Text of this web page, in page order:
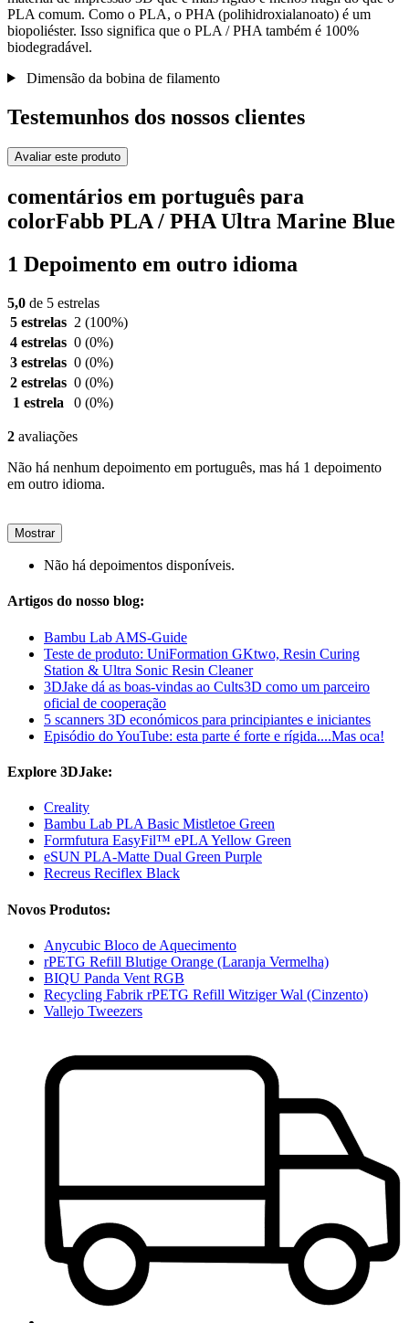
PLA comum. Como o PLA, o PHA (polihidroxialanoato) é um
biopoliéster. Isso significa que o PLA / PHA também é 100%
biodegradável.
Dimensão da bobina de filamento
Testemunhos dos nossos clientes
Avaliar este produto
comentários em português para
colorFabb PLA / PHA Ultra Marine Blue
1 Depoimento em outro idioma
5,0 de 5 estrelas
5 estrelas 2 (100%)
4 estrelas 0 (0%)
3 estrelas 0 (0%)
2 estrelas 0 (0%)
1 estrela
0 (0%)
2 avaliações
Não há nenhum depoimento em português, mas há 1 depoimento
em outro idioma.
Mostrar
Não há depoimentos disponíveis.
Artigos do nosso blog:
Bambu Lab AMS-Guide
Teste de produto: UniFormation GKtwo, Resin Curing
Station & Ultra Sonic Resin Cleaner
3DJake dá as boas-vindas ao Cults3D como um parceiro
oficial de cooperação
5 scanners 3D económicos para principiantes e iniciantes
Episódio do YouTube: esta parte é forte e rígida....Mas oca!
Explore 3DJake:
Creality
Bambu Lab PLA Basic Mistletoe Green
Formfutura EasyFil™ ePLA Yellow Green
eSUN PLA-Matte Dual Green Purple
Recreus Reciflex Black
Novos Produtos:
Anycubic Bloco de Aquecimento
rPETG Refill Blutige Orange (Laranja Vermelha)
BIQU Panda Vent RGB
Recycling Fabrik rPETG Refill Witziger Wal (Cinzento)
Vallejo Tweezers